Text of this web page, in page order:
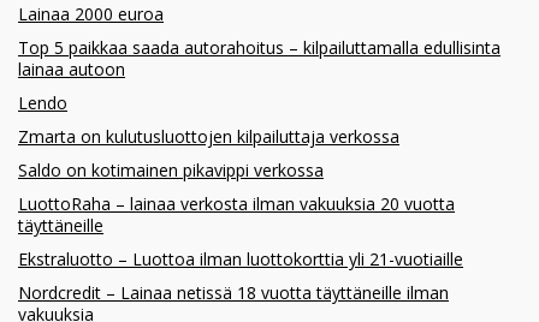
Lainaa 2000 euroa
Top 5 paikkaa saada autorahoitus – kilpailuttamalla edullisinta
lainaa autoon
Lendo
Zmarta on kulutusluottojen kilpailuttaja verkossa
Saldo on kotimainen pikavippi verkossa
LuottoRaha – lainaa verkosta ilman vakuuksia 20 vuotta
täyttäneille
Ekstraluotto – Luottoa ilman luottokorttia yli 21-vuotiaille
Nordcredit – Lainaa netissä 18 vuotta täyttäneille ilman
vakuuksia